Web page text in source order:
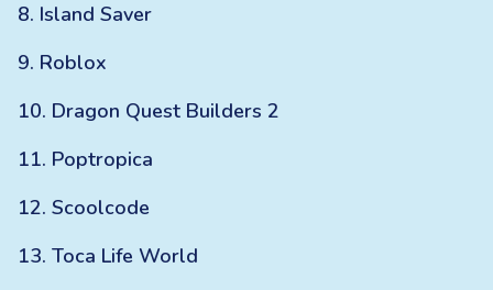
8. Island Saver
9. Roblox
10. Dragon Quest Builders 2
11. Poptropica
12. Scoolcode
13. Toca Life World